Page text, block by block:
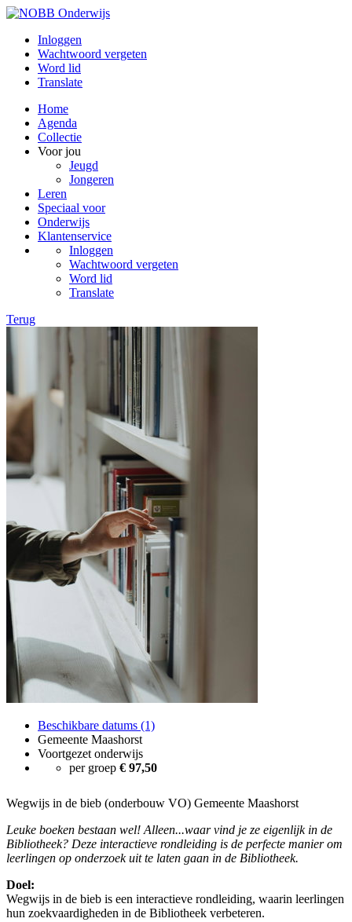
Inloggen
Wachtwoord vergeten
Word lid
Translate
Home
Agenda
Collectie
Voor jou
Jeugd
Jongeren
Leren
Speciaal voor
Onderwijs
Klantenservice
Inloggen
Wachtwoord vergeten
Word lid
Translate
Terug
Beschikbare datums (1)
Gemeente Maashorst
Voortgezet onderwijs
per groep € 97,50
Wegwijs in de bieb (onderbouw VO) Gemeente Maashorst
Leuke boeken bestaan wel! Alleen...waar vind je ze eigenlijk in de
Bibliotheek? Deze interactieve rondleiding is de perfecte manier om
leerlingen op onderzoek uit te laten gaan in de Bibliotheek.
Doel:
Wegwijs in de bieb is een interactieve rondleiding, waarin leerlingen
hun zoekvaardigheden in de Bibliotheek verbeteren.